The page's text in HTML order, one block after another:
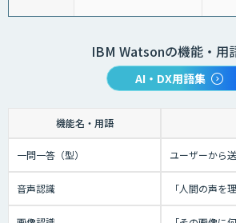
IBM Watsonの機能・用
AI・DX用語集
機能名・用語
一問一答（型） ユーザーから
音声認識 「人間の声